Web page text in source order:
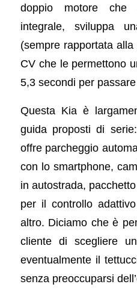
doppio motore che
integrale, sviluppa
(sempre rapportata
CV che le permettono
5,3 secondi per
Questa Kia è
guida proposti di
offre parcheggio
con lo smartphone,
in autostrada,
per il controllo
altro. Diciamo che è
cliente di scegliere
eventualmente il
senza preoccuparsi